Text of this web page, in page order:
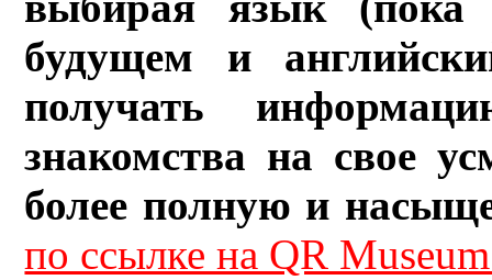
будущем и
получать
знакомства на свое
более полную и
по ссылке на QR